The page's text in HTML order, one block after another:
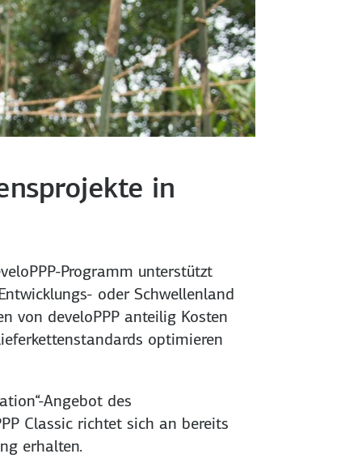
in
Programm unterstützt
oder Schwellenland
von develoPPP anteilig Kosten
optimieren
Angebot des
Classic richtet sich an bereits
erhalten.